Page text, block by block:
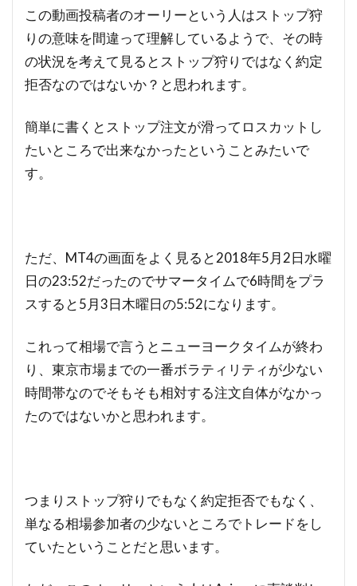
この動画投稿者のオーリーという人はストップ狩
りの意味を間違って理解しているようで、その時
の状況を考えて見るとストップ狩りではなく約定
拒否なのではないか？と思われます。
簡単に書くとストップ注文が滑ってロスカットし
たいところで出来なかったということみたいで
す。
ただ、MT4の画面をよく見ると2018年5月2日水曜
日の23:52だったのでサマータイムで6時間をプラ
スすると5月3日木曜日の5:52になります。
これって相場で言うとニューヨークタイムが終わ
り、東京市場までの一番ボラティリティが少ない
時間帯なのでそもそも相対する注文自体がなかっ
たのではないかと思われます。
つまりストップ狩りでもなく約定拒否でもなく、
単なる相場参加者の少ないところでトレードをし
ていたということだと思います。